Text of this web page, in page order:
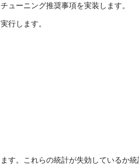
ューニング推奨事項を実装します。
行します。
す。これらの統計が失効している